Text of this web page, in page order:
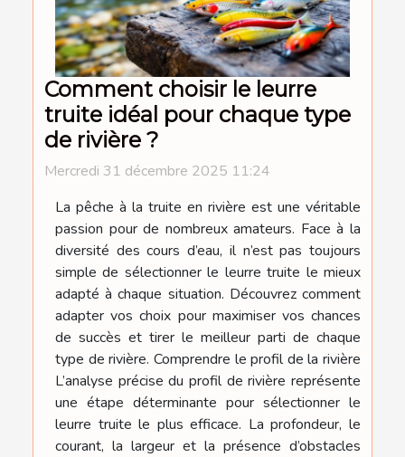
Comment choisir le leurre
truite idéal pour chaque type
de rivière ?
Mercredi 31 décembre 2025 11:24
La pêche à la truite en rivière est une véritable
passion pour de nombreux amateurs. Face à la
diversité des cours d’eau, il n’est pas toujours
simple de sélectionner le leurre truite le mieux
adapté à chaque situation. Découvrez comment
adapter vos choix pour maximiser vos chances
de succès et tirer le meilleur parti de chaque
type de rivière. Comprendre le profil de la rivière
L’analyse précise du profil de rivière représente
une étape déterminante pour sélectionner le
leurre truite le plus efficace. La profondeur, le
courant, la largeur et la présence d’obstacles